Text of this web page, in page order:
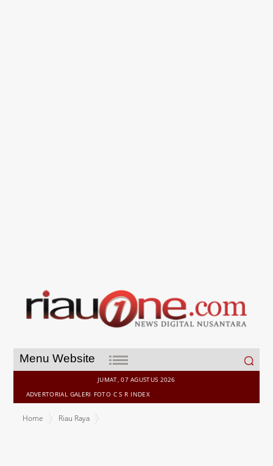
Menu Website
Search
for:
JUMAT, 07 AGUSTUS 2026
ADVERTORIAL GALERI FOTO C S R INDEX
Home
Riau Raya